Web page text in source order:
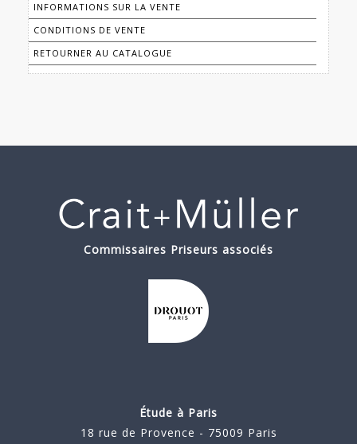
INFORMATIONS SUR LA VENTE
CONDITIONS DE VENTE
RETOURNER AU CATALOGUE
Commissaires Priseurs associés
Étude à Paris
18 rue de Provence - 75009 Paris